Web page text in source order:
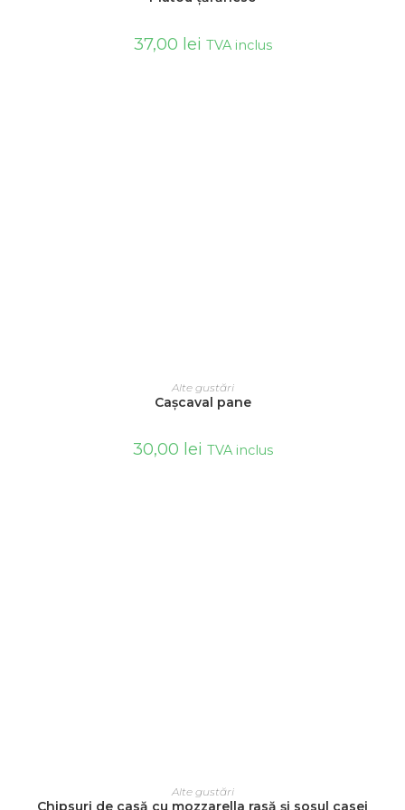
37,00 lei TVA inclus
ADAUGĂ ÎN COȘ
Alte gustări
Caşcaval pane
30,00 lei TVA inclus
ADAUGĂ ÎN COȘ
Alte gustări
Chipsuri de casă cu mozzarella rasă și sosul casei